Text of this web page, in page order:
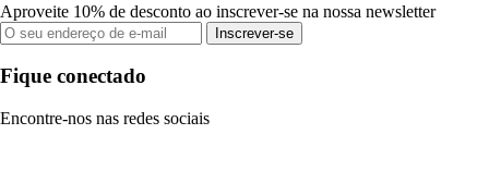
Aproveite 10% de desconto ao inscrever-se na nossa newsletter
Inscrever-se
Fique conectado
Encontre-nos nas redes sociais